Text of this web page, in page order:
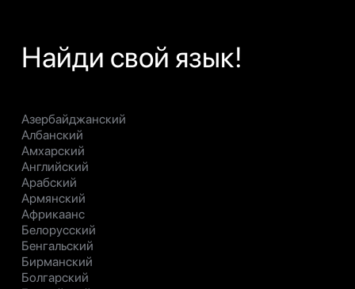
Найди свой язык!
Азербайджанский
Албанский
Амхарский
Английский
Арабский
Армянский
Африкаанс
Белорусский
Бенгальский
Бирманский
Болгарский